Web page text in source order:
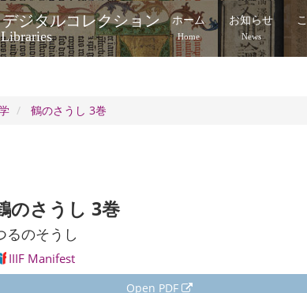
ジタルコレクション ホーム
Home
お知らせ
News
鶴のさうし 3巻
のさうし 3巻
るのそうし
IIIF Manifest
Open PDF